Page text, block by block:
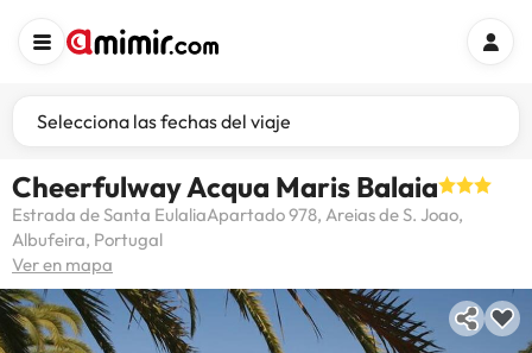
Selecciona las fechas del viaje
Cheerfulway Acqua Maris Balaia
Estrada de Santa EulaliaApartado 978, Areias de S. Joao,
Albufeira, Portugal
Ver en mapa